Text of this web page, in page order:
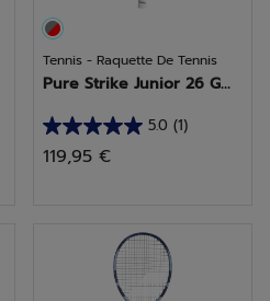
Tennis - Raquette De Tennis
Pure Strike Junior 26 G...
5.0 (1)
5.0
sur
119,95 €